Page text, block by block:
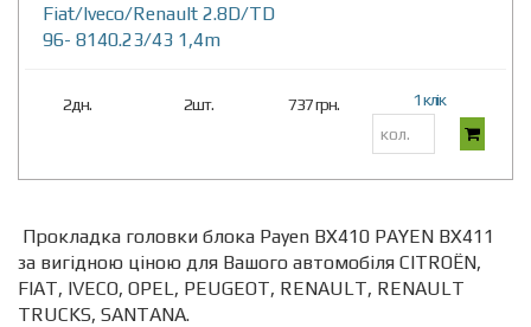
Fiat/Iveco/Renault 2.8D/TD
96- 8140.23/43 1,4m
2дн. 2шт. 737 грн. 1 клік
Прокладка головки блока Payen BX410 PAYEN BX411
за вигідною ціною для Вашого автомобіля CITROËN,
FIAT, IVECO, OPEL, PEUGEOT, RENAULT, RENAULT
TRUCKS, SANTANA.